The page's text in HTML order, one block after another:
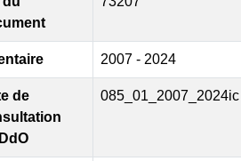
2007 - 2024
de
085_01_2007_2024ic